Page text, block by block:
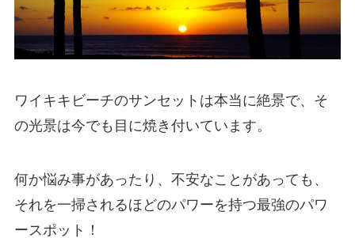
ワイキキビーチのサンセットは本当に絶景で、そ
の光景は今でも目に焼き付いています。
何か悩み事があったり、不安なことがあっても、
それを一掃されるほどのパワーを持つ最強のパワ
ースポット！